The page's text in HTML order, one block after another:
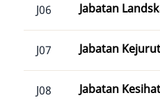
J06 Jabatan
J07 Jabatan
J08 Jabatan